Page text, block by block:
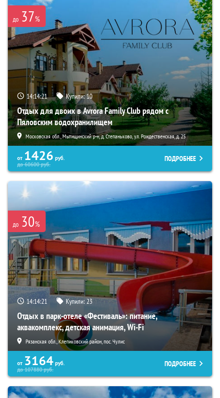
до 37%
14:14:20 Купили:10
Отдых для двоих в Avrora Family Club рядом с
Пяловским водохранилищем
Московская обл., Мытищинский р-н, д. Степаньково, ул. Рождественская, д. 25
от 1426 руб.
до60600руб.
ПОДРОБНЕЕ
до 30%
14:14:20 Купили:23
Отдых в парк-отеле «Фестиваль»: питание,
аквакомплекс, детская анимация, Wi-Fi
Рязанская обл., Клепиковский район, пос. Чулис
от 3164 руб.
до107880руб.
ПОДРОБНЕЕ